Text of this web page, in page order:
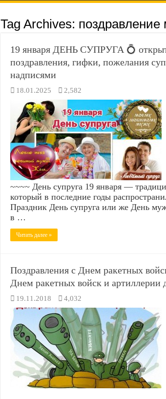
Tag Archives: поздравление
19 января ДЕНЬ СУПРУГА 💍
поздравления, гифки, пожелания
надписями
18.01.2025 2,582
~~~~ День супруга 19 января —
который в последние годы
Праздник День супруга или же День
в …
Читать далее »
Поздравления с Днем ракетных
Днем ракетных войск и
19.11.2018 4,032